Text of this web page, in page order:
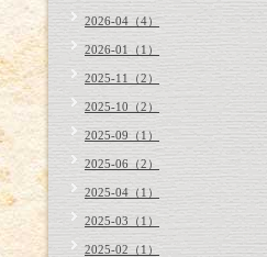
2026-04（4）
2026-01（1）
2025-11（2）
2025-10（2）
2025-09（1）
2025-06（2）
2025-04（1）
2025-03（1）
2025-02（1）